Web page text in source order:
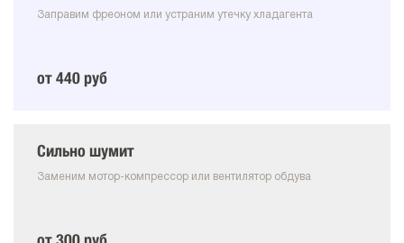
Заправим фреоном или устраним утечку хладагента
от 440 руб
Сильно шумит
Заменим мотор-компрессор или вентилятор обдува